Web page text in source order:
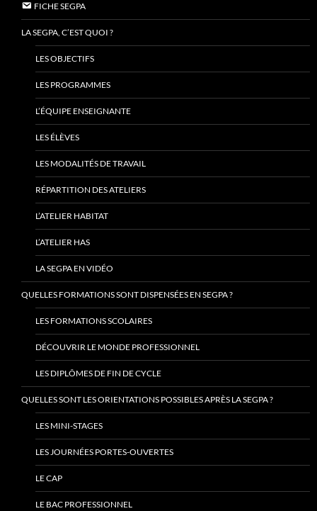
FICHE SEGPA
LA SEGPA, C’EST QUOI ?
LES OBJECTIFS
LES PROGRAMMES
L’ÉQUIPE ENSEIGNANTE
LES ÉLÈVES
LES MODALITÉS DE TRAVAIL
RÉPARTITION DES ATELIERS
L’ATELIER HABITAT
L’ATELIER HAS
LA SEGPA EN VIDÉO
QUELLES FORMATIONS SONT DISPENSÉES EN SEGPA ?
LES FORMATIONS SCOLAIRES
DÉCOUVRIR LE MONDE PROFESSIONNEL
LES DIPLÔMES DE FIN DE CYCLE
QUELLES SONT LES ORIENTATIONS POSSIBLES APRÈS LA SEGPA ?
LES MINI-STAGES
LES JOURNÉES PORTES-OUVERTES
LE CAP
LE BAC PROFESSIONNEL